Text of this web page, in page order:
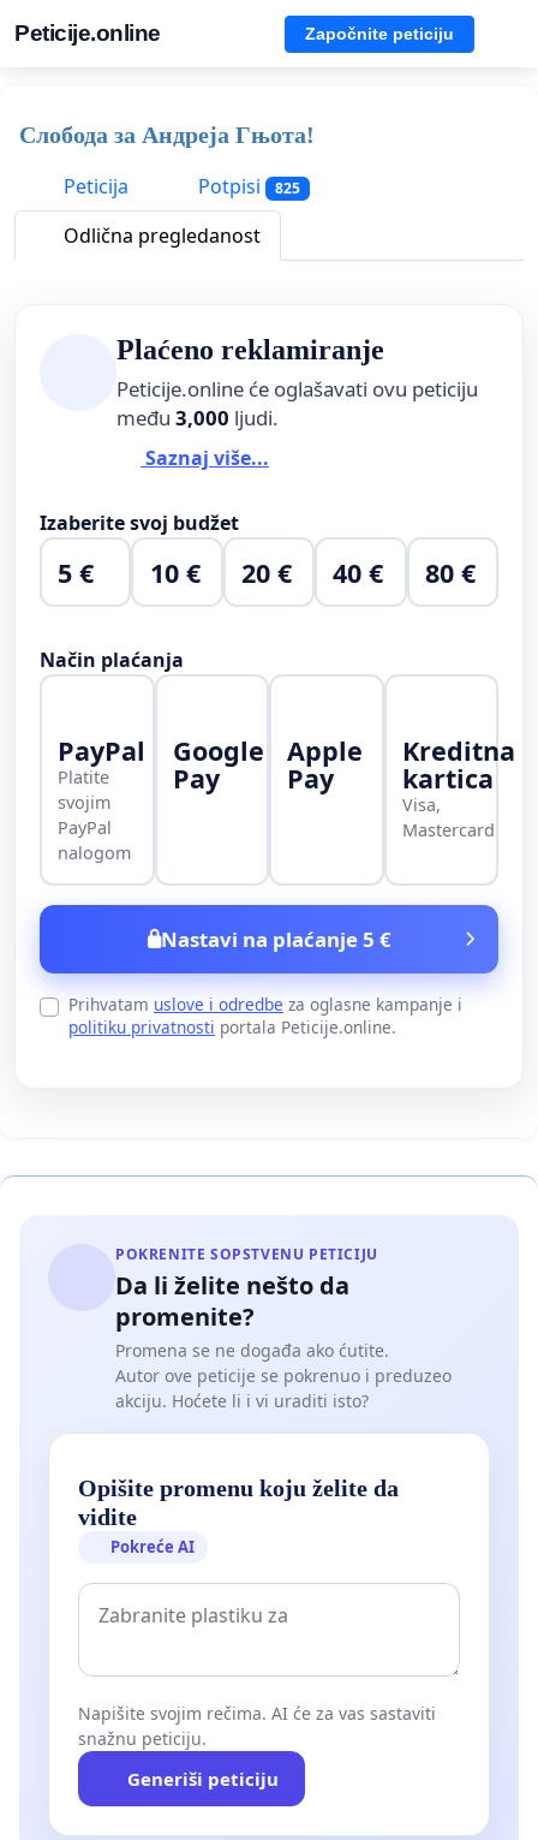
Peticije.online Započnite peticiju
Слобода за Андреjа Гњота!
Peticija
Potpisi 825
Odlična pregledanost
Plaćeno reklamiranje
Peticije.online će oglašavati ovu peticiju
među 3,000 ljudi.
Saznaj više...
Izaberite svoj budžet
5 € 10 € 20 € 40 € 80 €
Način plaćanja
PayPal
Platite
svojim
PayPal
nalogom
Google
Pay
Apple
Pay
Kreditna
kartica
Visa,
Mastercard
Nastavi na plaćanje 5 €
Prihvatam uslove i odredbe za oglasne kampanje i
politiku privatnosti portala Peticije.online.
POKRENITE SOPSTVENU PETICIJU
Da li želite nešto da
promenite?
Promena se ne događa ako ćutite.
Autor ove peticije se pokrenuo i preduzeo
akciju. Hoćete li i vi uraditi isto?
Opišite promenu koju želite da
vidite
Pokreće AI
Napišite svojim rečima. AI će za vas sastaviti
snažnu peticiju.
Generiši peticiju